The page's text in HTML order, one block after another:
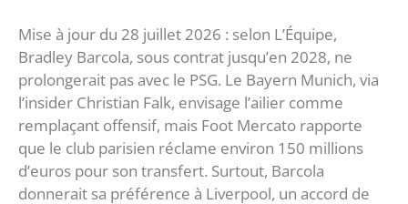
Mise à jour du 28 juillet 2026 : selon L’Équipe,
Bradley Barcola, sous contrat jusqu’en 2028, ne
prolongerait pas avec le PSG. Le Bayern Munich, via
l’insider Christian Falk, envisage l’ailier comme
remplaçant offensif, mais Foot Mercato rapporte
que le club parisien réclame environ 150 millions
d’euros pour son transfert. Surtout, Barcola
donnerait sa préférence à Liverpool, un accord de